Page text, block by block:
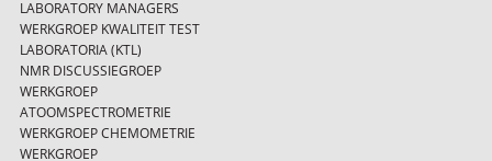
LABORATORY MANAGERS
WERKGROEP KWALITEIT TEST
LABORATORIA (KTL)
NMR DISCUSSIEGROEP
WERKGROEP
ATOOMSPECTROMETRIE
WERKGROEP CHEMOMETRIE
WERKGROEP